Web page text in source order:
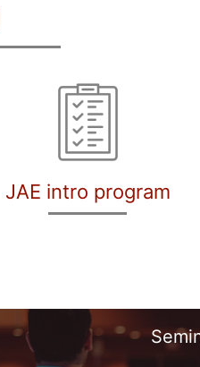
JAE intro program